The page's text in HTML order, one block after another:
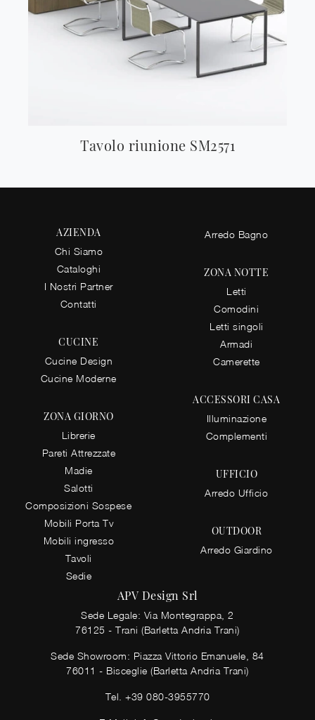
Tavolo riunione SM2571
AZIENDA
Chi Siamo
Cataloghi
I Nostri Partner
Contatti
CUCINE
Cucine Design
Cucine Moderne
ZONA GIORNO
Librerie
Pareti Attrezzate
Madie
Salotti
Composizioni Sospese
Mobili Porta Tv
Mobili ingresso
Tavoli
Sedie
Arredo Bagno
ZONA NOTTE
Letti
Comodini
Letti singoli
Armadi
Camerette
ACCESSORI CASA
Illuminazione
Complementi
UFFICIO
Arredo Ufficio
OUTDOOR
Arredo Giardino
APV Design Srl
Sede Legale: Via Montegrappa, 2
76125 - Trani (Barletta Andria Trani)
Sede Showroom: Piazza Vittorio Emanuele, 84
76011 - Bisceglie (Barletta Andria Trani)
Tel. +39 080-3955770